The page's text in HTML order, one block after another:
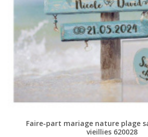
Faire-part mariage nature plage
vieillies 620028